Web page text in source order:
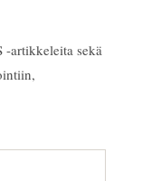
-artikkeleita sekä